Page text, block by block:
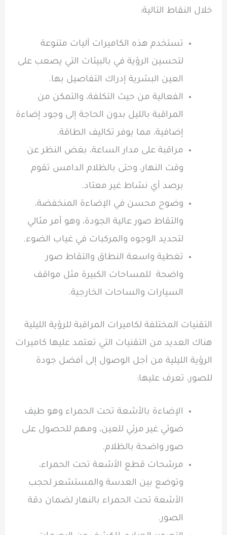
خلال النقاط التالية:
تستخدم هذه الكاميرات آليات متنوعة
لتحسين الرؤية في بالبيئات التي يصعب على
العين البشرية إدراك التفاصيل بها.
الفعالية من حيث التكلفة، والتمكن من
المراقبة بالليل بدون الحاجة إلى وجود إضاءة
إضافية، مما يوفر تكاليف الطاقة.
مراقبة على مدار الساعة، بغض النظر عن
وقت النهار، وحتى بالظلام الدامس تقوم
برصد أي نشاط غير معتاد.
وضوح محسن في الإضاءة المنخفضة،
والتقاط صور عالية الجودة، وهو أمر مثالي
لتحديد الوجوه والمركبات في غياب الضوء.
تغطية واسعة النطاق والتقاط صور
واضحة للمساحات الكبيرة مثل مواقف
السيارات والساحات الخارجية.
التقنيات المختلفة لكاميرات المراقبة للرؤية الليلية
هناك العديد من التقنيات التي تعتمد عليها كاميرات
الرؤية الليلية من أجل الوصول إلى أفضل جودة
للصور، تعرف عليها:
الإضاءة بالأشعة تحت الحمراء وهو طيف
ضوئي غير مرئي للعين، ومهم للحصول على
صور واضحة بالظلام.
مرشحات قطع الأشعة تحت الحمراء،
وتوضع بين العدسة والمستشعر لحجب
الأشعة تحت الحمراء بالنهار لضمان دقة
الصور.